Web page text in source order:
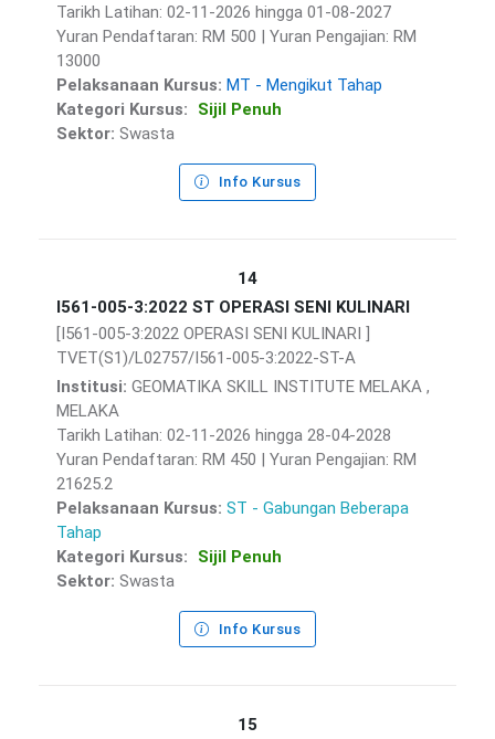
Tarikh Latihan: 02-11-2026 hingga 01-08-2027
Yuran Pendaftaran: RM 500 | Yuran Pengajian: RM
13000
Pelaksanaan Kursus: MT - Mengikut Tahap
Kategori Kursus:
Sijil Penuh
Sektor: Swasta
Info Kursus
14
I561-005-3:2022 ST OPERASI SENI KULINARI
[I561-005-3:2022 OPERASI SENI KULINARI ]
TVET(S1)/L02757/I561-005-3:2022-ST-A
Institusi: GEOMATIKA SKILL INSTITUTE MELAKA ,
MELAKA
Tarikh Latihan: 02-11-2026 hingga 28-04-2028
Yuran Pendaftaran: RM 450 | Yuran Pengajian: RM
21625.2
Pelaksanaan Kursus: ST - Gabungan Beberapa
Tahap
Kategori Kursus:
Sijil Penuh
Sektor: Swasta
Info Kursus
15